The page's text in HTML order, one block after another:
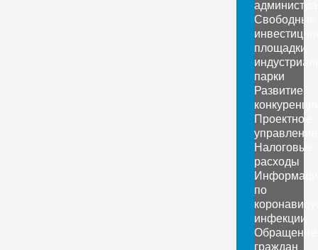
Свободные
площадки,
парки
Развитие
Проектное
управление
Налоговые
расходы
по
инфекции
Обращение
граждан